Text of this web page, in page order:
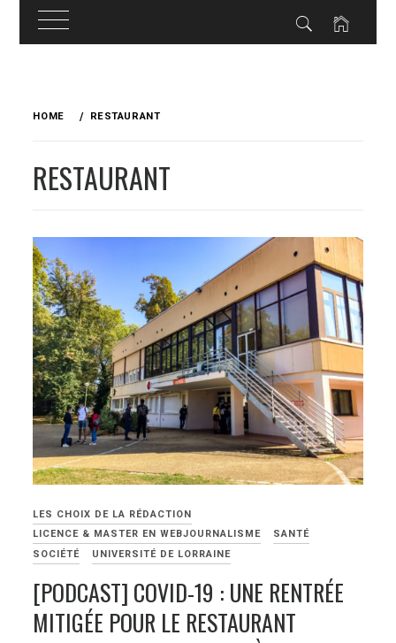
HOME RESTAURANT
RESTAURANT
LES CHOIX DE LA RÉDACTION
LICENCE & MASTER EN WEBJOURNALISME
SANTÉ
SOCIÉTÉ
UNIVERSITÉ DE LORRAINE
[PODCAST] COVID-19 : UNE RENTRÉE
MITIGÉE POUR LE RESTAURANT